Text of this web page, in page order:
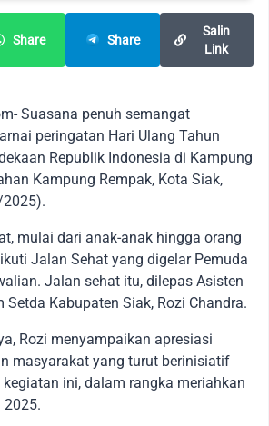
Share Share
Salin
Link
Suasana penuh semangat
peringatan Hari Ulang Tahun
Republik Indonesia di Kampung
Kampung Rempak, Kota Siak,
mulai dari anak-anak hingga orang
Jalan Sehat yang digelar Pemuda
Jalan sehat itu, dilepas Asisten
Kabupaten Siak, Rozi Chandra.
Rozi menyampaikan apresiasi
masyarakat yang turut berinisiatif
ini, dalam rangka meriahkan
2025.